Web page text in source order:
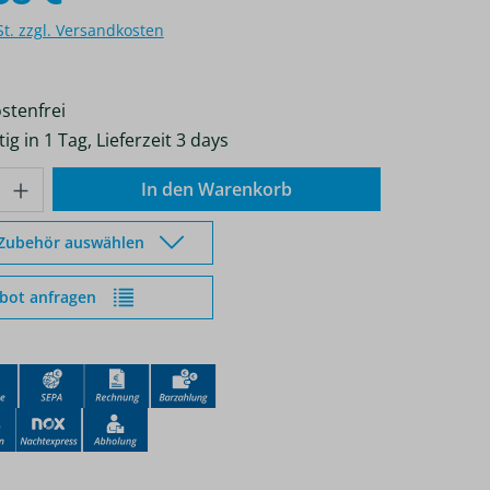
zzgl. Versandkosten
in 1 Tag, Lieferzeit 3 days
Gib den gewünschten Wert ein
In den Warenkorb
auswählen
anfragen